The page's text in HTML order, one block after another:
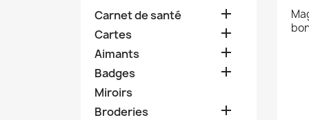
Carnet de santé 
Cartes 
Aimants 
Badges 
Miroirs
Broderies
